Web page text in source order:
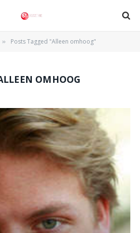
» Posts Tagged "Alleen omhoog"
OMHOOG